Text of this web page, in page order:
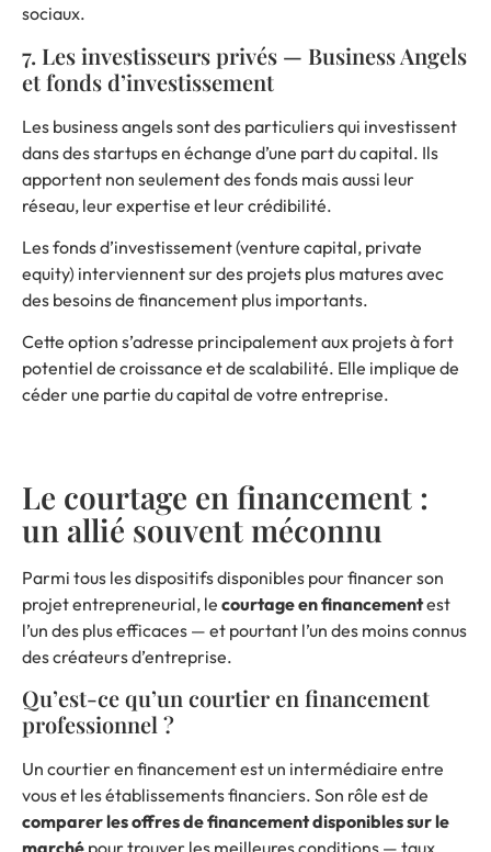
sociaux.
7. Les investisseurs privés — Business Angels
et fonds d’investissement
Les business angels sont des particuliers qui investissent
dans des startups en échange d’une part du capital. Ils
apportent non seulement des fonds mais aussi leur
réseau, leur expertise et leur crédibilité.
Les fonds d’investissement (venture capital, private
equity) interviennent sur des projets plus matures avec
des besoins de financement plus importants.
Cette option s’adresse principalement aux projets à fort
potentiel de croissance et de scalabilité. Elle implique de
céder une partie du capital de votre entreprise.
Le courtage en financement :
un allié souvent méconnu
Parmi tous les dispositifs disponibles pour financer son
projet entrepreneurial, le courtage en financementest
l’un des plus efficaces — et pourtant l’un des moins connus
des créateurs d’entreprise.
Qu’est-ce qu’un courtier en financement
professionnel ?
Un courtier en financementest un intermédiaire entre
vous et les établissements financiers. Son rôle est de
comparer les offres de financement disponibles sur le